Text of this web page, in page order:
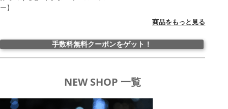
ー】
商品をもっと見る
手数料無料クーポンをゲット！
NEW SHOP 一覧